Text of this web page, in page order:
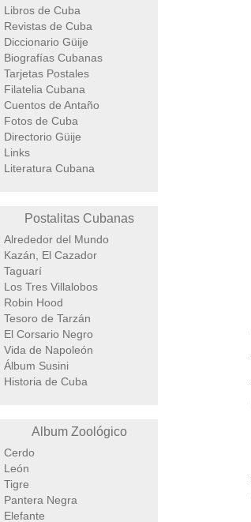
Libros de Cuba
Revistas de Cuba
Diccionario Güije
Biografías Cubanas
Tarjetas Postales
Filatelia Cubana
Cuentos de Antaño
Fotos de Cuba
Directorio Güije
Links
Literatura Cubana
Postalitas Cubanas
Alrededor del Mundo
Kazán, El Cazador
Taguarí
Los Tres Villalobos
Robin Hood
Tesoro de Tarzán
El Corsario Negro
Vida de Napoleón
Álbum Susini
Historia de Cuba
Album Zoológico
Cerdo
León
Tigre
Pantera Negra
Elefante